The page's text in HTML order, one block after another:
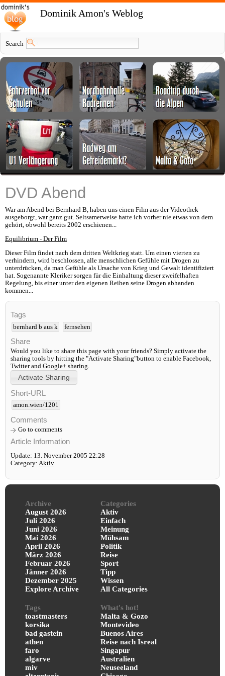
Dominik Amon's Weblog
Search
DVD Abend
War am Abend bei Bernhard B, haben uns einen Film aus der Videothek
ausgeborgt, war ganz gut. Seltsamerweise hatte ich vorher nie etwas von dem
gehört, obwohl bereits 2002 erschienen...
Equilibrium - Der Film
Dieser Film findet nach dem dritten Weltkrieg statt. Um einen vierten zu
verhindern, wird beschlossen, alle menschlichen Gefühle mit Drogen zu
unterdrücken, da man Gefühle als Ursache von Krieg und Gewalt identifiziert
hat. Sogenannte Kleriker sorgen für die Einhaltung dieser zweifelhaften
Regelung, bis einer unter den eigenen Reihen seine Drogen abhanden
kommen...
Tags
bernhard b aus k fernsehen
Share
Would you like to share this page with your friends? Simply activate the
sharing tools by hitting the "Activate Sharing"button to enable Facebook,
Twitter and Google+ sharing.
Short-URL
amon.wien/1201
Comments
Go to comments
Article Information
Update: 13. November 2005 22:28
Category: Aktiv
Archive
August 2026
Juli 2026
Juni 2026
Mai 2026
April 2026
März 2026
Februar 2026
Jänner 2026
Dezember 2025
Explore Archive
Categories
Aktiv
Einfach
Meinung
Mühsam
Politik
Reise
Sport
Tipp
Wissen
All Categories
Tags
toastmasters
korsika
bad gastein
athen
faro
algarve
miv
What's hot!
Malta & Gozo
Montevideo
Buenos Aires
Reise nach Isreal
Singapur
Australien
Neuseeland